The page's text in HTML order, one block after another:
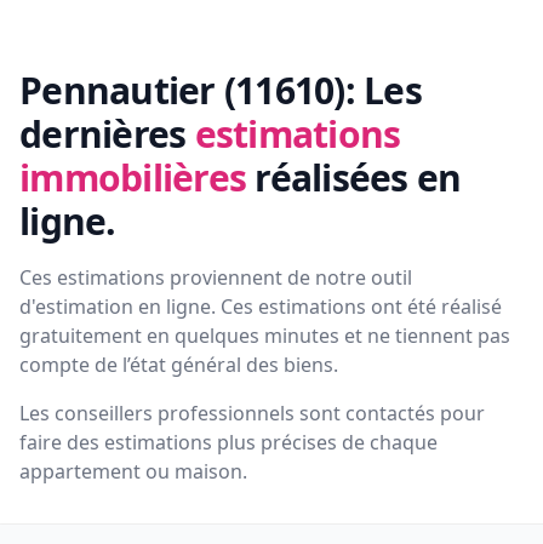
Pennautier (11610): Les
dernières estimations
immobilières réalisées en
ligne.
Ces estimations proviennent de notre outil
d'estimation en ligne. Ces estimations ont été réalisé
gratuitement en quelques minutes et ne tiennent pas
compte de l’état général des biens.
Les conseillers professionnels sont contactés pour
faire des estimations plus précises de chaque
appartement ou maison.